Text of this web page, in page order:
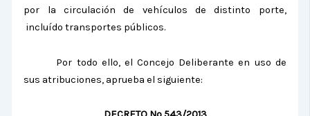
por la circulación de vehículos de distinto porte,
incluído transportes públicos.
Por todo ello, el Concejo Deliberante en uso de
sus atribuciones, aprueba el siguiente: